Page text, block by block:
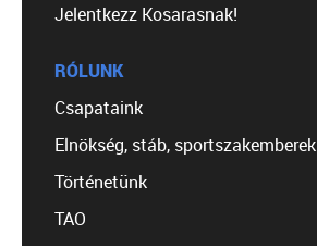
Jelentkezz Kosarasnak!
RÓLUNK
Csapataink
Elnökség, stáb, sportszakemberek
Történetünk
TAO